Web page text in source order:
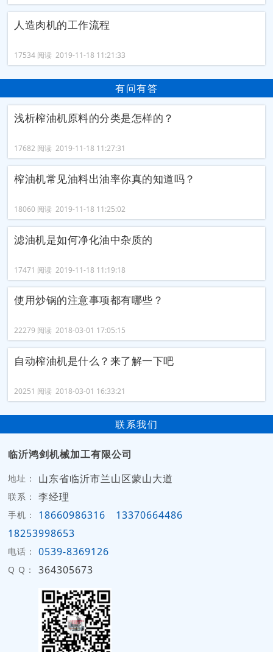
人造肉机的工作流程
17534 阅读 2019-11-18 11:21:33
有问有答
浅析榨油机原料的分类是怎样的？
17682 阅读 2019-11-18 11:27:31
榨油机常见油料出油率你真的知道吗？
18060 阅读 2019-11-18 11:25:02
滤油机是如何净化油中杂质的
17471 阅读 2019-11-18 11:19:18
使用炒锅的注意事项都有哪些？
22279 阅读 2018-03-01 17:05:15
自动榨油机是什么？来了解一下吧
20251 阅读 2018-03-01 16:33:21
联系我们
临沂鸿剑机械加工有限公司
地址： 山东省临沂市兰山区蒙山大道
联系： 李经理
手机： 18660986316
13370664486
18253998653
电话： 0539-8369126
Q Q： 364305673